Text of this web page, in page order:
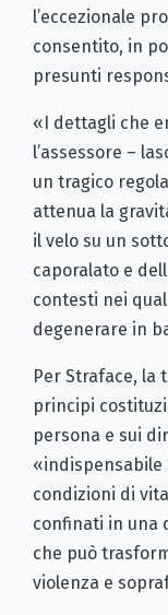
l’eccezionale
consentito, in
presunti
«I dettagli che
l’assessore –
un tragico
attenua la
il velo su un
caporalato e
contesti nei
degenerare in
Per Straface,
principi
persona e sui
«indispensabile
condizioni di
confinati in una
che può
violenza e